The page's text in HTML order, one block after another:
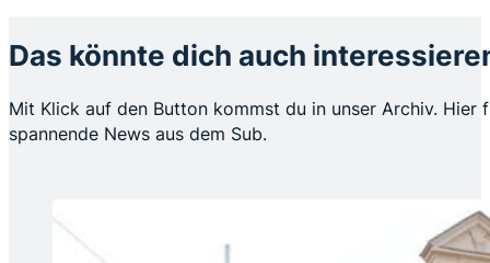
Das könnte dich auch
Mit Klick auf den Button kommst du in unser Archiv. Hier
spannende News aus dem Sub.